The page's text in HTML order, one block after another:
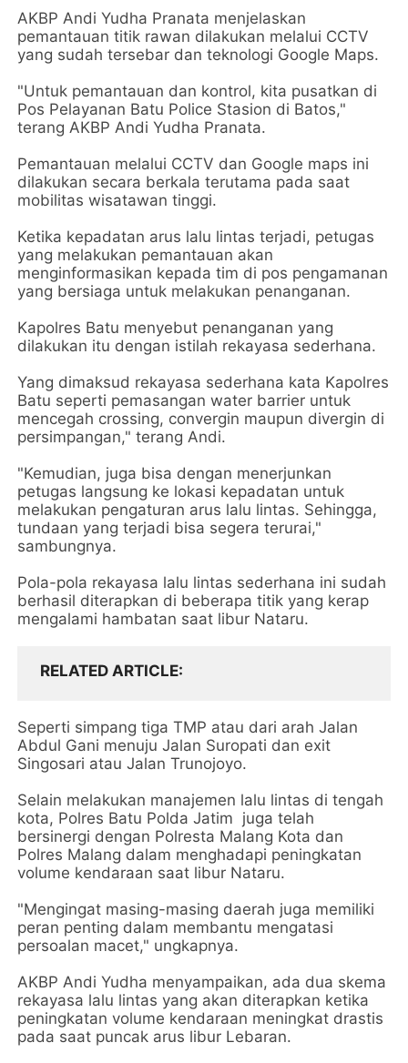
AKBP Andi Yudha Pranata menjelaskan
pemantauan titik rawan dilakukan melalui CCTV
yang sudah tersebar dan teknologi Google Maps.
"Untuk pemantauan dan kontrol, kita pusatkan di
Pos Pelayanan Batu Police Stasion di Batos,"
terang AKBP Andi Yudha Pranata.
Pemantauan melalui CCTV dan Google maps ini
dilakukan secara berkala terutama pada saat
mobilitas wisatawan tinggi.
Ketika kepadatan arus lalu lintas terjadi, petugas
yang melakukan pemantauan akan
menginformasikan kepada tim di pos pengamanan
yang bersiaga untuk melakukan penanganan.
Kapolres Batu menyebut penanganan yang
dilakukan itu dengan istilah rekayasa sederhana.
Yang dimaksud rekayasa sederhana kata Kapolres
Batu seperti pemasangan water barrier untuk
mencegah crossing, convergin maupun divergin di
persimpangan," terang Andi.
"Kemudian, juga bisa dengan menerjunkan
petugas langsung ke lokasi kepadatan untuk
melakukan pengaturan arus lalu lintas. Sehingga,
tundaan yang terjadi bisa segera terurai,"
sambungnya.
Pola-pola rekayasa lalu lintas sederhana ini sudah
berhasil diterapkan di beberapa titik yang kerap
mengalami hambatan saat libur Nataru.
RELATED ARTICLE
Seperti simpang tiga TMP atau dari arah Jalan
Abdul Gani menuju Jalan Suropati dan exit
Singosari atau Jalan Trunojoyo.
Selain melakukan manajemen lalu lintas di tengah
kota, Polres Batu Polda Jatim juga telah
bersinergi dengan Polresta Malang Kota dan
Polres Malang dalam menghadapi peningkatan
volume kendaraan saat libur Nataru.
"Mengingat masing-masing daerah juga memiliki
peran penting dalam membantu mengatasi
persoalan macet," ungkapnya.
AKBP Andi Yudha menyampaikan, ada dua skema
rekayasa lalu lintas yang akan diterapkan ketika
peningkatan volume kendaraan meningkat drastis
pada saat puncak arus libur Lebaran.